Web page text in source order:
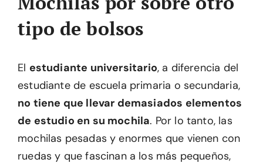
tipo de bolsos
El estudiante universitario, a diferencia del
estudiante de escuela primaria o secundaria,
no tiene que llevar demasiados elementos
de estudio en su mochila. Por lo tanto, las
mochilas pesadas y enormes que vienen con
ruedas y que fascinan a los más pequeños,